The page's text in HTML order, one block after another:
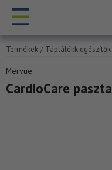
Termékek / Táplálékkiegészítők
Mervue
CardioCare paszta